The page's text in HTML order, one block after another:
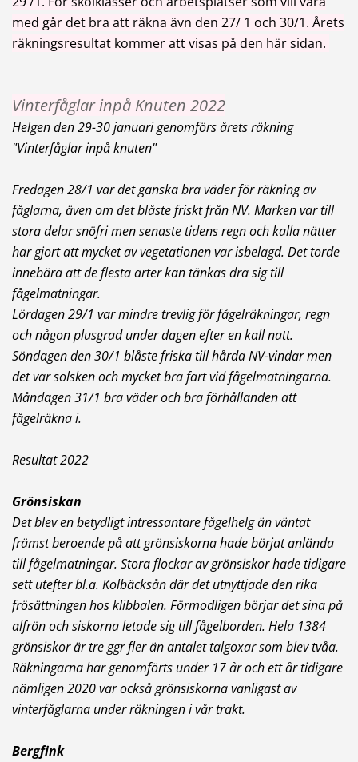
med går det bra att räkna ävn den 27/ 1 och 30/1. Årets
räkningsresultat kommer att visas på den här sidan.
Vinterfåglar inpå Knuten 2022
Helgen den 29-30 januari genomförs årets räkning
"Vinterfåglar inpå knuten"
Fredagen 28/1 var det ganska bra väder för räkning av
fåglarna, även om det blåste friskt från NV. Marken var till
stora delar snöfri men senaste tidens regn och kalla nätter
har gjort att mycket av vegetationen var isbelagd. Det torde
innebära att de flesta arter kan tänkas dra sig till
fågelmatningar.
Lördagen 29/1 var mindre trevlig för fågelräkningar, regn
och någon plusgrad under dagen efter en kall natt.
Söndagen den 30/1 blåste friska till hårda NV-vindar men
det var solsken och mycket bra fart vid fågelmatningarna.
Måndagen 31/1 bra väder och bra förhållanden att
fågelräkna i.
Resultat 2022
Grönsiskan
Det blev en betydligt intressantare fågelhelg än väntat
främst beroende på att grönsiskorna hade börjat anlända
till fågelmatningar. Stora flockar av grönsiskor hade tidigare
sett utefter bl.a. Kolbäcksån där det utnyttjade den rika
frösättningen hos klibbalen. Förmodligen börjar det sina på
alfrön och siskorna letade sig till fågelborden. Hela 1384
grönsiskor är tre ggr fler än antalet talgoxar som blev tvåa.
Räkningarna har genomförts under 17 år och ett år tidigare
nämligen 2020 var också grönsiskorna vanligast av
vinterfåglarna under räkningen i vår trakt.
Bergfink